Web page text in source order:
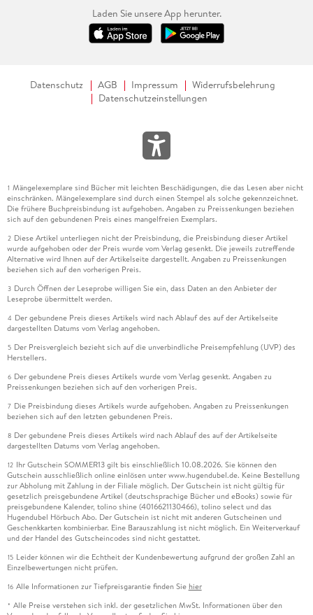
Laden Sie unsere App herunter.
Datenschutz AGB Impressum
Widerrufsbelehrung
Datenschutzeinstellungen
1 Mängelexemplare sind Bücher mit leichten Beschädigungen, die das Lesen aber nicht
einschränken. Mängelexemplare sind durch einen Stempel als solche gekennzeichnet.
Die frühere Buchpreisbindung ist aufgehoben. Angaben zu Preissenkungen beziehen
sich auf den gebundenen Preis eines mangelfreien Exemplars.
2 Diese Artikel unterliegen nicht der Preisbindung, die Preisbindung dieser Artikel
wurde aufgehoben oder der Preis wurde vom Verlag gesenkt. Die jeweils zutreffende
Alternative wird Ihnen auf der Artikelseite dargestellt. Angaben zu Preissenkungen
beziehen sich auf den vorherigen Preis.
3 Durch Öffnen der Leseprobe willigen Sie ein, dass Daten an den Anbieter der
Leseprobe übermittelt werden.
4 Der gebundene Preis dieses Artikels wird nach Ablauf des auf der Artikelseite
dargestellten Datums vom Verlag angehoben.
5 Der Preisvergleich bezieht sich auf die unverbindliche Preisempfehlung (UVP) des
Herstellers.
6 Der gebundene Preis dieses Artikels wurde vom Verlag gesenkt. Angaben zu
Preissenkungen beziehen sich auf den vorherigen Preis.
7 Die Preisbindung dieses Artikels wurde aufgehoben. Angaben zu Preissenkungen
beziehen sich auf den letzten gebundenen Preis.
8 Der gebundene Preis dieses Artikels wird nach Ablauf des auf der Artikelseite
dargestellten Datums vom Verlag angehoben.
12 Ihr Gutschein SOMMER13 gilt bis einschließlich 10.08.2026. Sie können den
Gutschein ausschließlich online einlösen unter www.hugendubel.de. Keine Bestellung
zur Abholung mit Zahlung in der Filiale möglich. Der Gutschein ist nicht gültig für
gesetzlich preisgebundene Artikel (deutschsprachige Bücher und eBooks) sowie für
preisgebundene Kalender, tolino shine (4016621130466), tolino select und das
Hugendubel Hörbuch Abo. Der Gutschein ist nicht mit anderen Gutscheinen und
Geschenkkarten kombinierbar. Eine Barauszahlung ist nicht möglich. Ein Weiterverkauf
und der Handel des Gutscheincodes sind nicht gestattet.
15 Leider können wir die Echtheit der Kundenbewertung aufgrund der großen Zahl an
Einzelbewertungen nicht prüfen.
16 Alle Informationen zur Tiefpreisgarantie finden Sie hier
* Alle Preise verstehen sich inkl. der gesetzlichen MwSt. Informationen über den